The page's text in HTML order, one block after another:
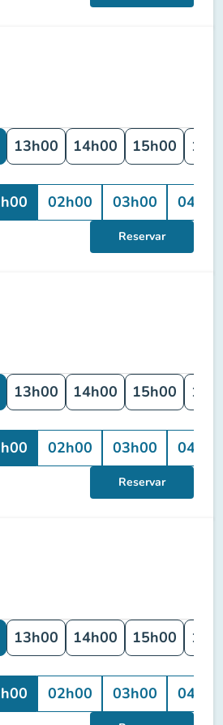
13h00 14h00 15h00
02h00 03h00 04h00
Reservar
13h00 14h00 15h00
02h00 03h00 04h00
Reservar
13h00 14h00 15h00
02h00 03h00 04h00